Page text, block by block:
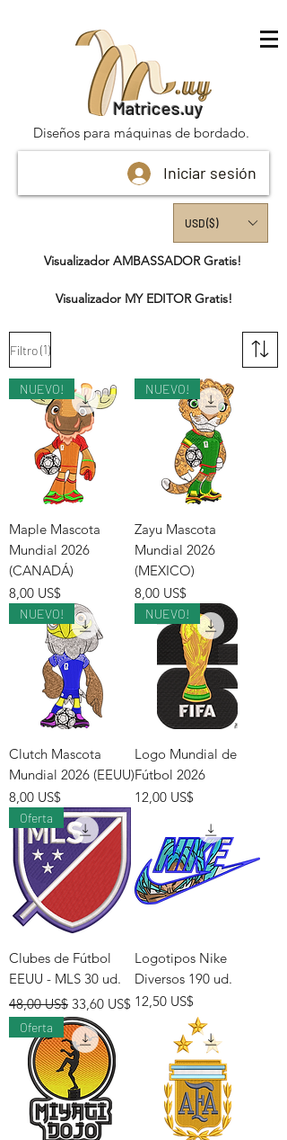
Matrices.uy
Diseños para máquinas de bordado.
Iniciar sesión
USD ($)
Visualizador AMBASSADOR Gratis!
Visualizador MY EDITOR Gratis!
Filtro(1)
NUEVO!
Maple Mascota
Mundial 2026
(CANADÁ)
Precio
8,00 US$
NUEVO!
Zayu Mascota
Mundial 2026
(MEXICO)
Precio
8,00 US$
NUEVO!
Clutch Mascota
Mundial 2026 (EEUU)
Precio
8,00 US$
NUEVO!
Logo Mundial de
Fútbol 2026
Precio
12,00 US$
Oferta
Clubes de Fútbol
EEUU - MLS 30 ud.
Precio
48,00 US$ Precio de oferta
33,60 US$
Logotipos Nike
Diversos 190 ud.
Precio
12,50 US$
Oferta